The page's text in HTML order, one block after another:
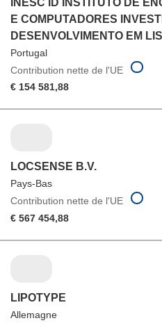
E COMPUTADORES
DESENVOLVIMENTO EM
Portugal
Contribution nette de l'UE
€ 154 581,88
LOCSENSE B.V.
Pays-Bas
Contribution nette de l'UE
€ 567 454,88
LIPOTYPE
Allemagne